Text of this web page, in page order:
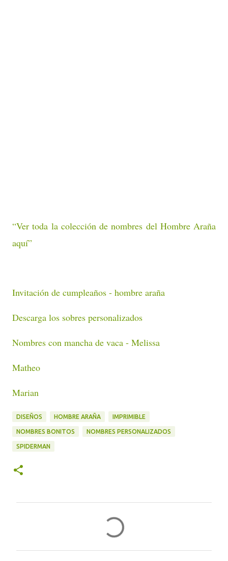
“Ver toda la colección de nombres del Hombre Araña
aquí”
Invitación de cumpleaños - hombre araña
Descarga los sobres personalizados
Nombres con mancha de vaca - Melissa
Matheo
Marian
DISEÑOS HOMBRE ARAÑA IMPRIMIBLE
NOMBRES BONITOS NOMBRES PERSONALIZADOS
SPIDERMAN